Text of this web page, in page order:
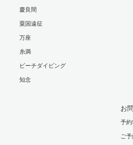
慶良間
粟国遠征
万座
糸満
ビーチダイビング
知念
お
予
ご